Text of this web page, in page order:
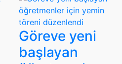
Göreve yeni
başlayan